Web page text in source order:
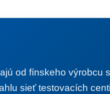
od fínskeho výrobcu
sieť testovacích